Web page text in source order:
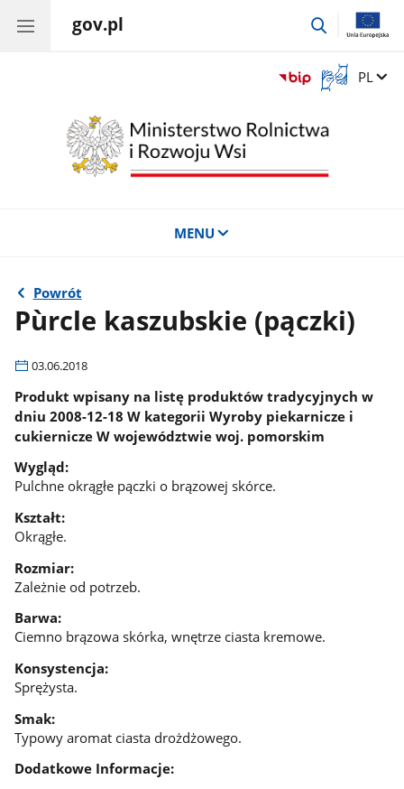
gov.pl
przejdź
Otwórz
okno
tłumaczem
migowego
Zmień
PL
MENU
Powrót
Pùrcle kaszubskie (pączki)
03.06.2018
Produkt wpisany na listę produktów tradycyjnych w
dniu 2008-12-18 W kategorii Wyroby piekarnicze i
cukiernicze W województwie woj. pomorskim
Wygląd:
Pulchne okrągłe pączki o brązowej skórce.
Kształt:
Okrągłe.
Rozmiar:
Zależnie od potrzeb.
Barwa:
Ciemno brązowa skórka, wnętrze ciasta kremowe.
Konsystencja:
Sprężysta.
Smak:
Typowy aromat ciasta drożdżowego.
Dodatkowe Informacje: